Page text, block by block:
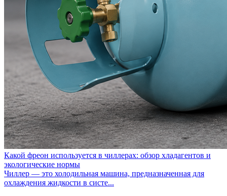
Какой фреон используется в чиллерах: обзор хладагентов и
экологические нормы
Чиллер — это холодильная машина, предназначенная для
охлаждения жидкости в систе...